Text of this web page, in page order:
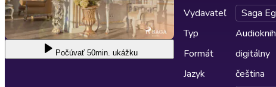
Počúvať 50min. ukážku
Vydavateľ
Saga
Typ
Formát
digitálny
Jazyk
čeština